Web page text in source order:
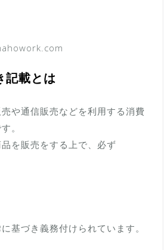
記載とは
や通信販売などを利用する消費
。
を販売をする上で、必ず
基づき義務付けられています。